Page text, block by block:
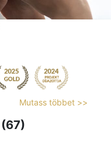
Mutass többet >>
(67)